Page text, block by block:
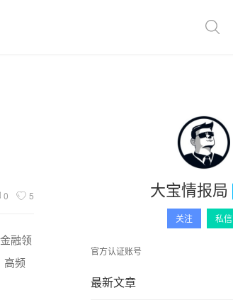
0 5
融领
高频
大宝情报局
关注 私信
官方认证账号
最新文章